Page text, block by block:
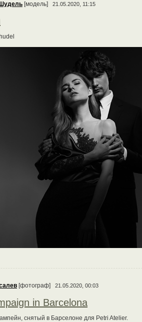
[модель] 21.05.2020, 11:15
[фотограф] 21.05.2020, 00:03
in Barcelona
снятый в Барселоне для Petri Atelier.